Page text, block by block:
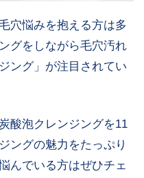
穴悩みを抱える方は多
グをしながら毛穴汚れ
ング」が注目されてい
酸泡クレンジングを11
ングの魅力をたっぷり
んでいる方はぜひチェ